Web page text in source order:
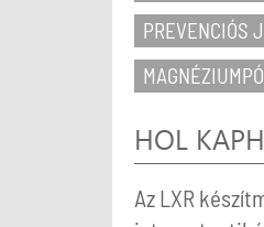
PREVENCIÓS
HOL
Az LXR